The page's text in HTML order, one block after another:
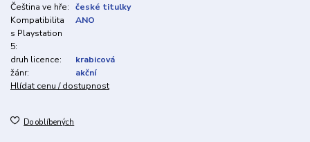
Čeština ve hře:
české titulky
Kompatibilita
s Playstation
5:
ANO
druh licence:
krabicová
žánr:
akční
Hlídat cenu / dostupnost
Do oblíbených